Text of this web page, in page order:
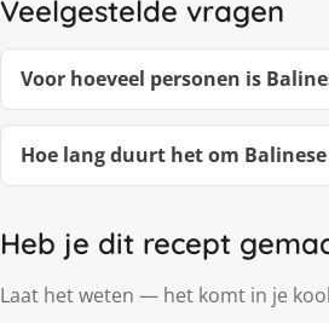
Veelgestelde vragen
Voor hoeveel personen is
Hoe lang duurt het om
Heb je dit recept
Laat het weten — het komt in je